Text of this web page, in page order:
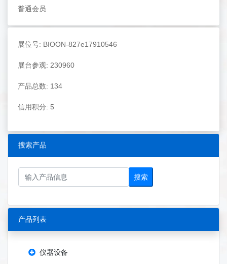
普通会员
展位号: BIOON-827e17910546
展台参观: 230960
产品总数: 134
信用积分: 5
搜索产品
搜索
产品列表
仪器设备